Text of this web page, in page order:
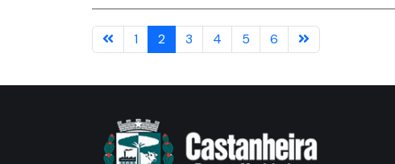
1 2 3 4 5 6